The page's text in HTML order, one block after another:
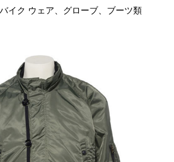
イク ウェア、グローブ、ブーツ類